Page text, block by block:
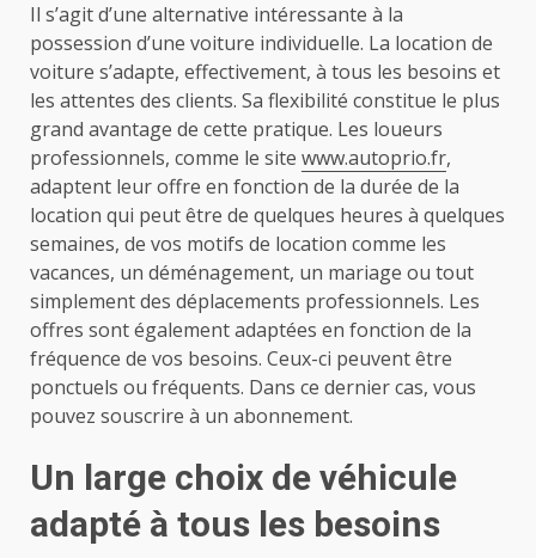
Il s’agit d’une alternative intéressante à la
possession d’une voiture individuelle. La location de
voiture s’adapte, effectivement, à tous les besoins et
les attentes des clients. Sa flexibilité constitue le plus
grand avantage de cette pratique. Les loueurs
professionnels, comme le site www.autoprio.fr,
adaptent leur offre en fonction de la durée de la
location qui peut être de quelques heures à quelques
semaines, de vos motifs de location comme les
vacances, un déménagement, un mariage ou tout
simplement des déplacements professionnels. Les
offres sont également adaptées en fonction de la
fréquence de vos besoins. Ceux-ci peuvent être
ponctuels ou fréquents. Dans ce dernier cas, vous
pouvez souscrire à un abonnement.
Un large choix de véhicule
adapté à tous les besoins